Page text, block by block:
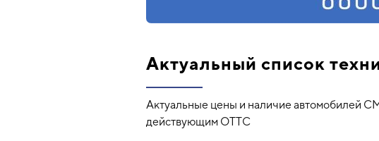
Актуальный список
Актуальные цены и наличие
действующим ОТТС